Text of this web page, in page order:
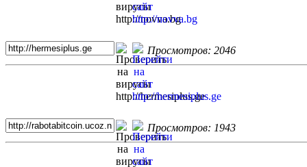
Просмотров: 2046
Просмотров: 1943